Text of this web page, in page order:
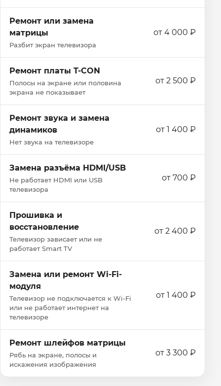
Ремонт или замена
матрицы
Разбит экран телевизора
от 4 000 ₽
Ремонт платы T-CON
Полосы на экране или половина
экрана не показывает
от 2 500 ₽
Ремонт звука и замена
динамиков
Нет звука на телевизоре
от 1 400 ₽
Замена разъёма HDMI/USB
Не работает HDMI или USB
телевизора
от 700 ₽
Прошивка и
восстановление
Телевизор зависает или не
работает Smart TV
от 2 400 ₽
Замена или ремонт Wi‑Fi-
модуля
Телевизор не подключается к Wi‑Fi
или не работает интернет на
телевизоре
от 1 400 ₽
Ремонт шлейфов матрицы
Рябь на экране, полосы и
искажения изображения
от 3 300 ₽